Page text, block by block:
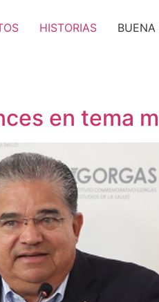
HISTORIAS BUENA
en tema